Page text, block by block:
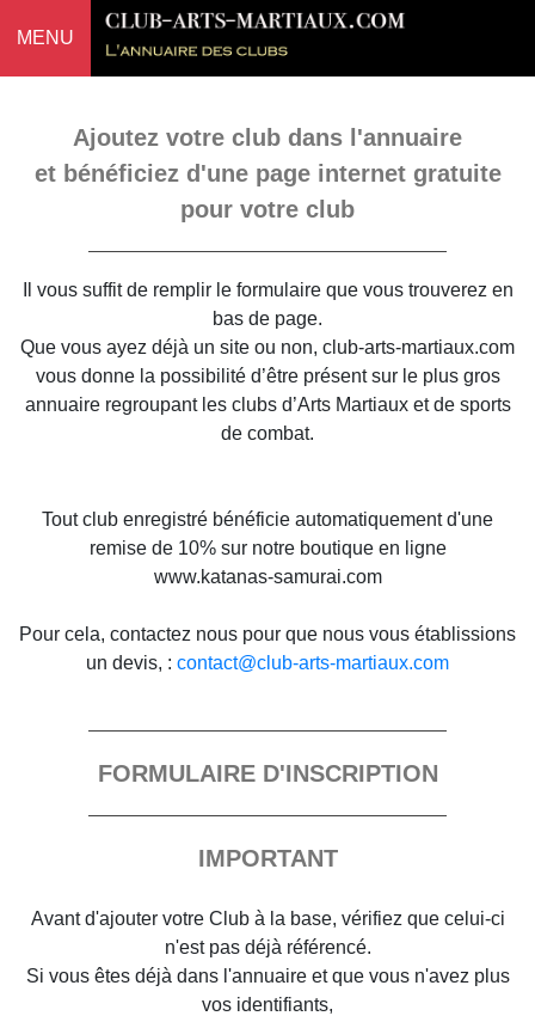
MENU
Ajoutez votre club dans l'annuaire
et bénéficiez d'une page internet gratuite
pour votre club
Il vous suffit de remplir le formulaire que vous trouverez en
bas de page.
Que vous ayez déjà un site ou non, club-arts-martiaux.com
vous donne la possibilité d’être présent sur le plus gros
annuaire regroupant les clubs d’Arts Martiaux et de sports
de combat.
Tout club enregistré bénéficie automatiquement d'une
remise de 10% sur notre boutique en ligne
www.katanas-samurai.com
Pour cela, contactez nous pour que nous vous établissions
un devis, : contact@club-arts-martiaux.com
FORMULAIRE D'INSCRIPTION
IMPORTANT
Avant d'ajouter votre Club à la base, vérifiez que celui-ci
n'est pas déjà référencé.
Si vous êtes déjà dans l'annuaire et que vous n'avez plus
vos identifiants,